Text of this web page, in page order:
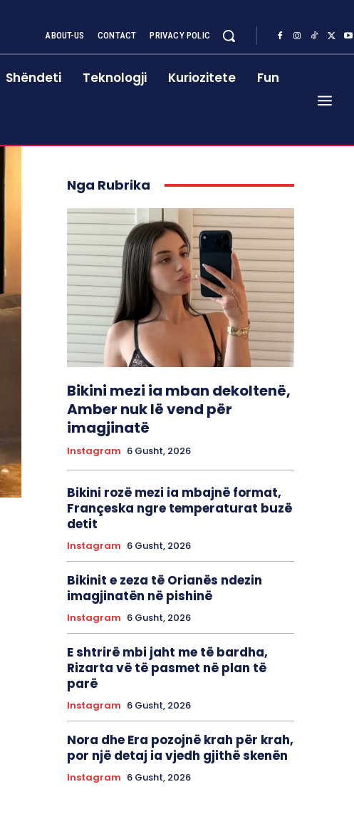
ABOUT-US CONTACT PRIVACY POLIC
Shëndeti Teknologji Kuriozitete Fun
Nga Rubrika
Bikini mezi ia mban dekoltenë,
Amber nuk lë vend për
imagjinatë
Instagram 6 Gusht, 2026
Bikini rozë mezi ia mbajnë format,
Françeska ngre temperaturat buzë
detit
Instagram 6 Gusht, 2026
Bikinit e zeza të Orianës ndezin
imagjinatën në pishinë
Instagram 6 Gusht, 2026
E shtrirë mbi jaht me të bardha,
Rizarta vë të pasmet në plan të
parë
Instagram 6 Gusht, 2026
Nora dhe Era pozojnë krah për krah,
por një detaj ia vjedh gjithë skenën
Instagram 6 Gusht, 2026